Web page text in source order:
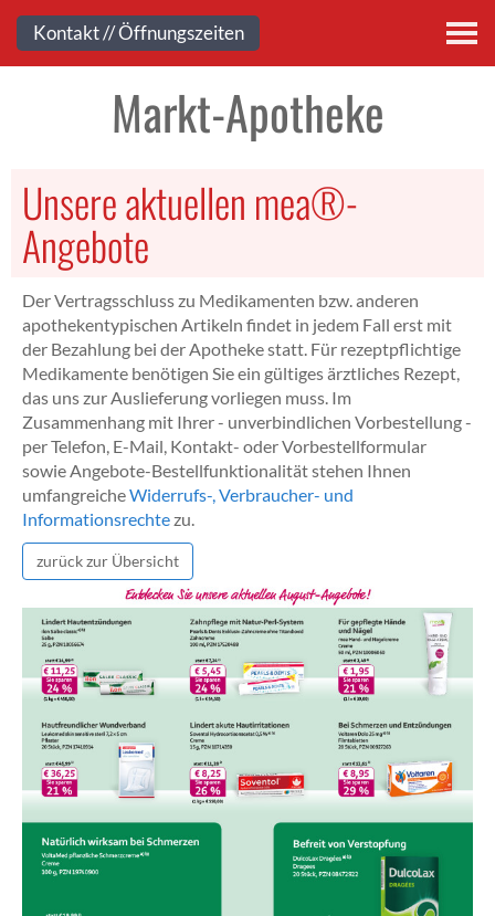
Kontakt
Markt-Apotheke
Unsere aktuellen mea®-
Angebote
Der Vertragsschluss zu Medikamenten bzw. anderen
apothekentypischen Artikeln findet in jedem Fall erst mit
der Bezahlung bei der Apotheke statt. Für rezeptpflichtige
Medikamente benötigen Sie ein gültiges ärztliches Rezept,
das uns zur Auslieferung vorliegen muss. Im
Zusammenhang mit Ihrer - unverbindlichen Vorbestellung -
per Telefon, E-Mail, Kontakt- oder Vorbestellformular
sowie Angebote-Bestellfunktionalität stehen Ihnen
umfangreicheWiderrufs-, Verbraucher- und
Informationsrechtezu.
zurück zur Übersicht
Kontakt // Öffnungszeiten